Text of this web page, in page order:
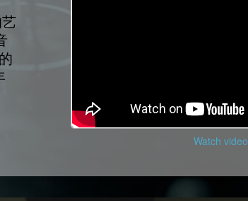
Watch video